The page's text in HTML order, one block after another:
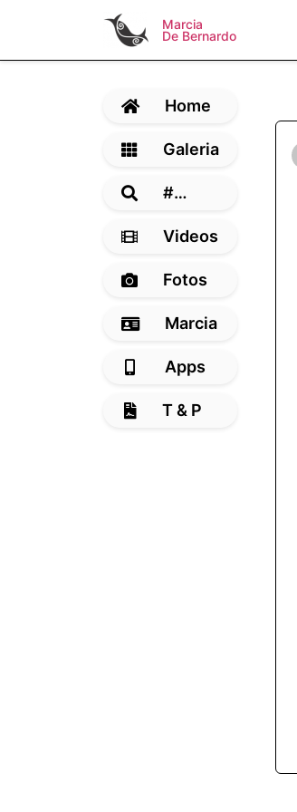
Marcia
De Bernardo
Home
Galeria
#…
Videos
Fotos
Marcia
Apps
T & P